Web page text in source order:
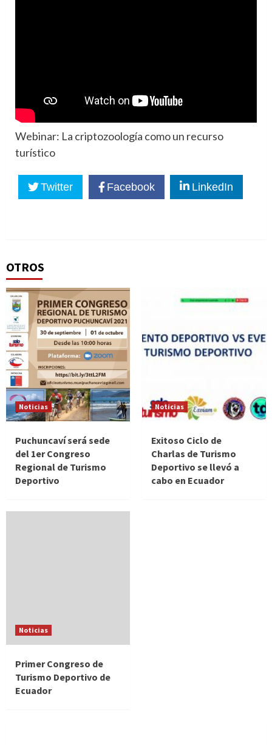
Webinar: La criptozoología como un recurso
turístico
Twitter Facebook LinkedIn
OTROS
Noticias
Puchuncaví será sede
del 1er Congreso
Regional de Turismo
Deportivo
Noticias
Exitoso Ciclo de
Charlas de Turismo
Deportivo se llevó a
cabo en Ecuador
Noticias
Primer Congreso de
Turismo Deportivo de
Ecuador